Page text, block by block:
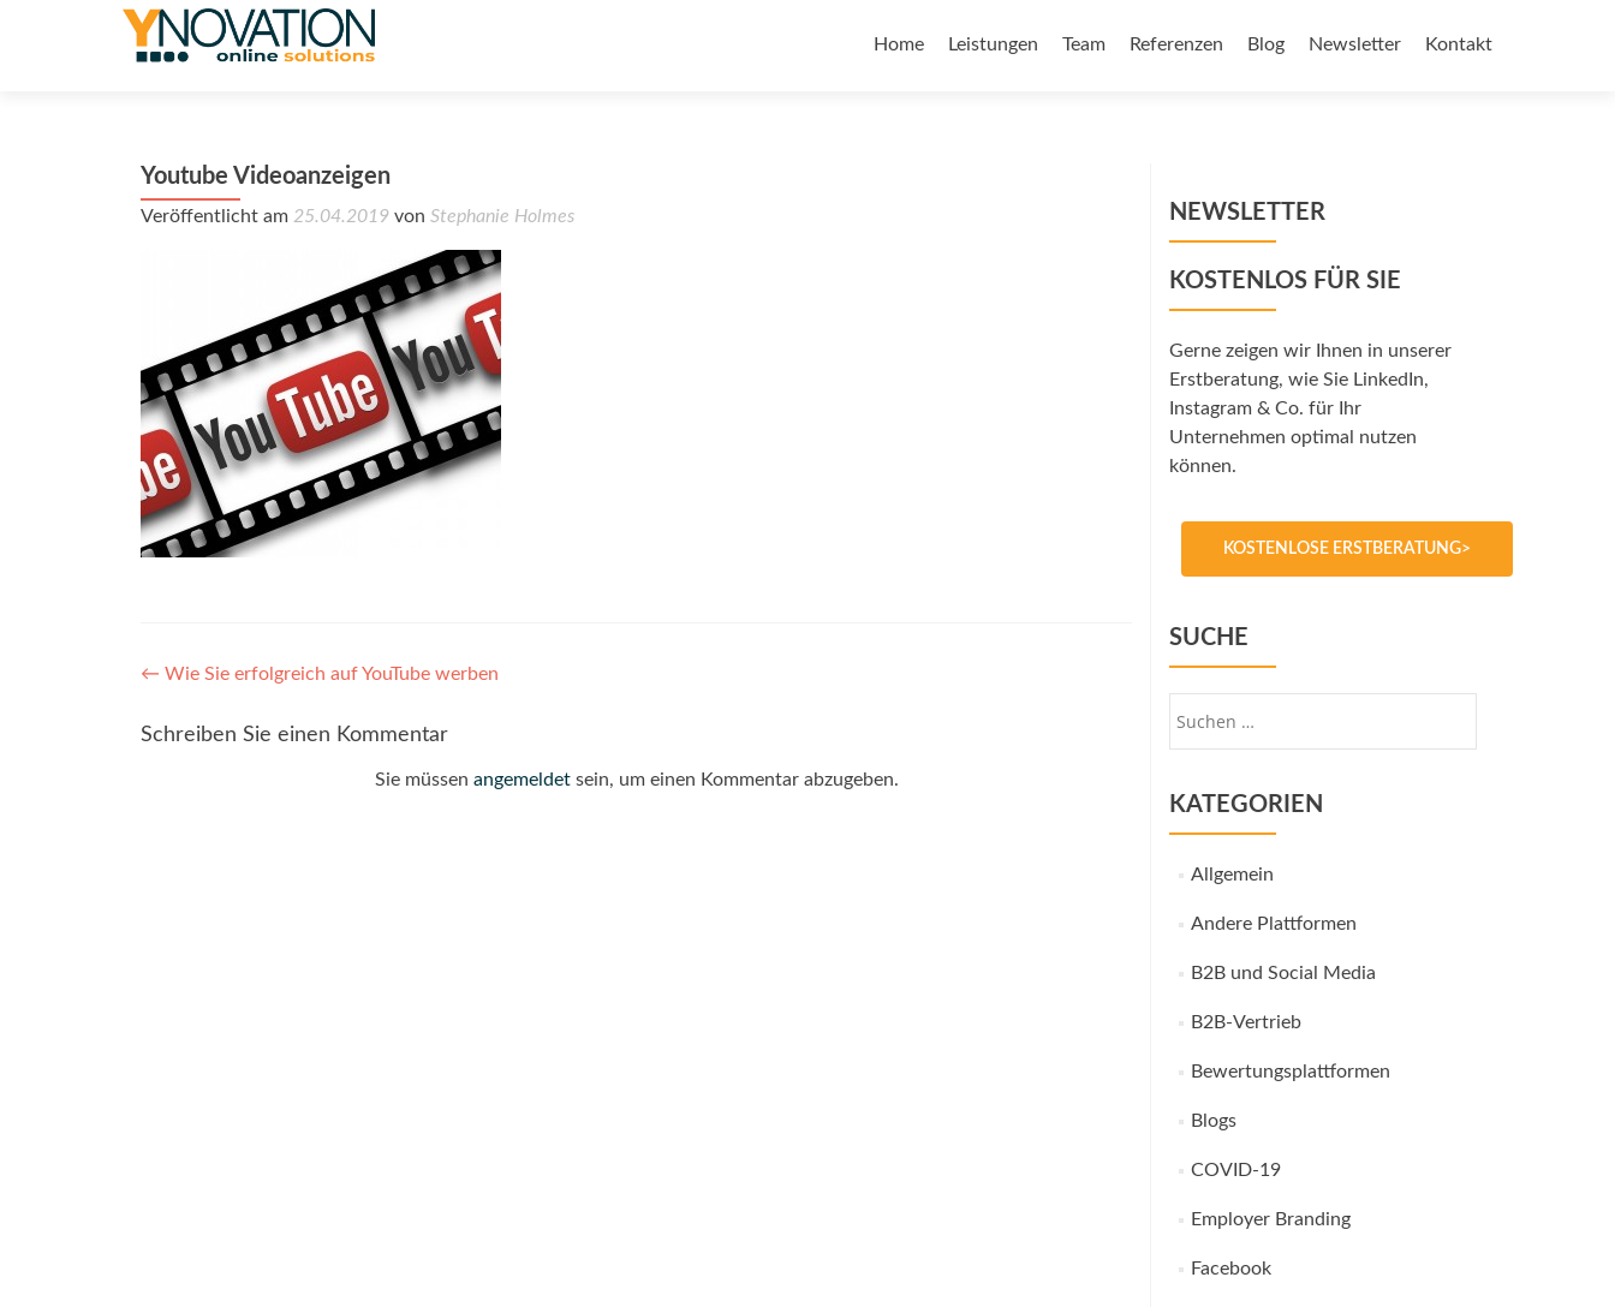
Home Leistungen Team Referenzen Blog Newsletter Kontakt
Youtube Videoanzeigen
Veröffentlicht am 25.04.2019 von Stephanie Holmes
Post
navigation
← Wie Sie erfolgreich auf YouTube werben
Schreiben Sie einen Kommentar
Sie müssen angemeldetsein, um einen Kommentar abzugeben.
NEWSLETTER
KOSTENLOS FÜR SIE
Gerne zeigen wir Ihnen in unserer
Erstberatung, wie Sie LinkedIn,
Instagram & Co. für Ihr
Unternehmen optimal nutzen
können.
KOSTENLOSE ERSTBERATUNG>
SUCHE
KATEGORIEN
Allgemein
Andere Plattformen
B2B und Social Media
B2B-Vertrieb
Bewertungsplattformen
Blogs
COVID-19
Employer Branding
Facebook